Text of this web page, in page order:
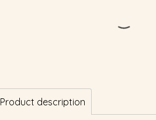
Product description